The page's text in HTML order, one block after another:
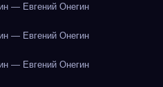
— Евгений Онегин
— Евгений Онегин
— Евгений Онегин